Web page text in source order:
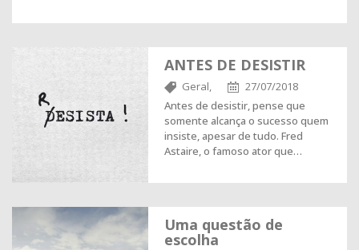
ANTES DE DESISTIR
Geral,
27/07/2018
Antes de desistir, pense que
somente alcança o sucesso quem
insiste, apesar de tudo. Fred
Astaire, o famoso ator que…
Uma questão de
escolha